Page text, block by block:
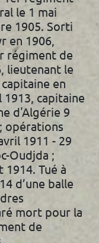
le 1 mai
1905. Sorti
en 1906,
régiment de
lieutenant le
en
capitaine
d'Algérie 9
opérations
1911 - 29
Oudjda ;
1914. Tué à
d’une balle
mort pour la
de